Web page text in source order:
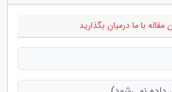
با ما درمیان بگذارید